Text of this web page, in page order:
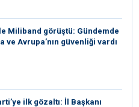
Miliband görüştü: Gündemde
ve Avrupa’nın güvenliği vardı
ilk gözaltı: İl Başkanı